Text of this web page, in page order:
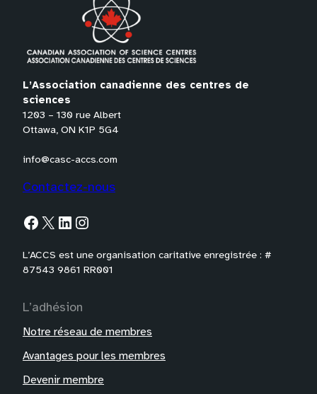
L’Association canadienne des centres de
sciences
1203 – 130 rue Albert
Ottawa, ON K1P 5G4
info@casc-accs.com
Contactez-nous
Facebook X LinkedIn Instagram
L’ACCS est une organisation caritative enregistrée : #
87543 9861 RR001
L’adhésion
Notre réseau de membres
Avantages pour les membres
Devenir membre